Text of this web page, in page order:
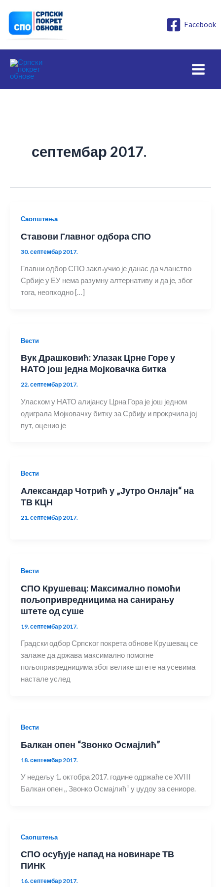
садржај
Facebook
септембар 2017.
Саопштења
Ставови Главног одбора СПО
30. септембар 2017.
Главни одбор СПО закључио је данас да чланство
Србије у ЕУ нема разумну алтернативу и да је, због
тога, неопходно […]
Вести
Вук Драшковић: Улазак Црне Горе у
НАТО још једна Мојковачка битка
22. септембар 2017.
Уласком у НАТО алијансу Црна Гора је још једном
одиграла Мојковачку битку за Србију и прокрчила јој
пут, оценио је
Вести
Александар Чотрић у „Јутро Онлајн“ на
ТВ КЦН
21. септембар 2017.
Вести
СПО Крушевац: Максимално помоћи
пољопривредницима на санирању
штете од суше
19. септембар 2017.
Градски одбор Српског покрета обнове Крушевац се
залаже да држава максимално помогне
пољопривредницима због велике штете на усевима
настале услед
Вести
Балкан опен “Звонко Осмајлић”
18. септембар 2017.
У недељу 1. октобра 2017. године одржаће се XVIII
Балкан опен ,, Звонко Осмајлић“ у џудоу за сениоре.
Саопштења
СПО осуђује напад на новинаре ТВ
ПИНК
16. септембар 2017.